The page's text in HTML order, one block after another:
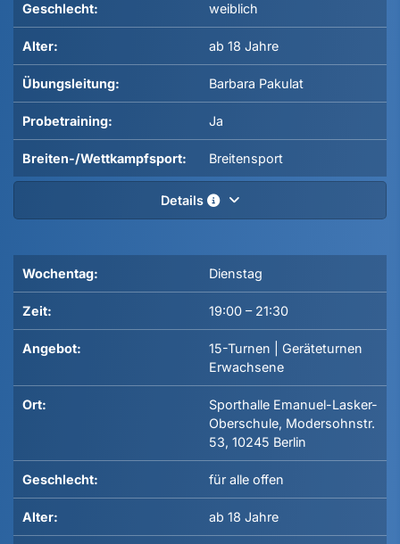
Geschlecht: weiblich
Alter: ab 18 Jahre
Übungsleitung: Barbara Pakulat
Probetraining: Ja
Breiten-/Wettkampfsport: Breitensport
Details
Wochentag: Dienstag
Zeit: 19:00 – 21:30
Angebot:
15-Turnen | Geräteturnen
Erwachsene
Ort:
Sporthalle Emanuel-Lasker-
Oberschule, Modersohnstr.
53, 10245 Berlin
Geschlecht: für alle offen
Alter: ab 18 Jahre